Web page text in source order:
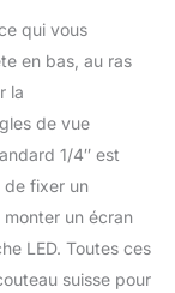
qui vous
en bas, au ras
la
de vue
1/4″ est
de fixer un
un écran
LED. Toutes ces
suisse pour